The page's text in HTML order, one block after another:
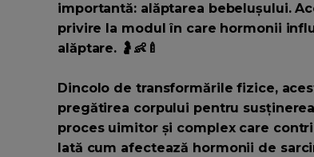
importantă: alăptarea bebelușului.
privire la modul în care hormonii
alăptare. 🤰👶🍼
Dincolo de transformările fizice,
pregătirea corpului pentru
proces uimitor și complex care
Iată cum afectează hormonii de